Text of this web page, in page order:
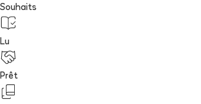
Souhaits
Lu
Prêt